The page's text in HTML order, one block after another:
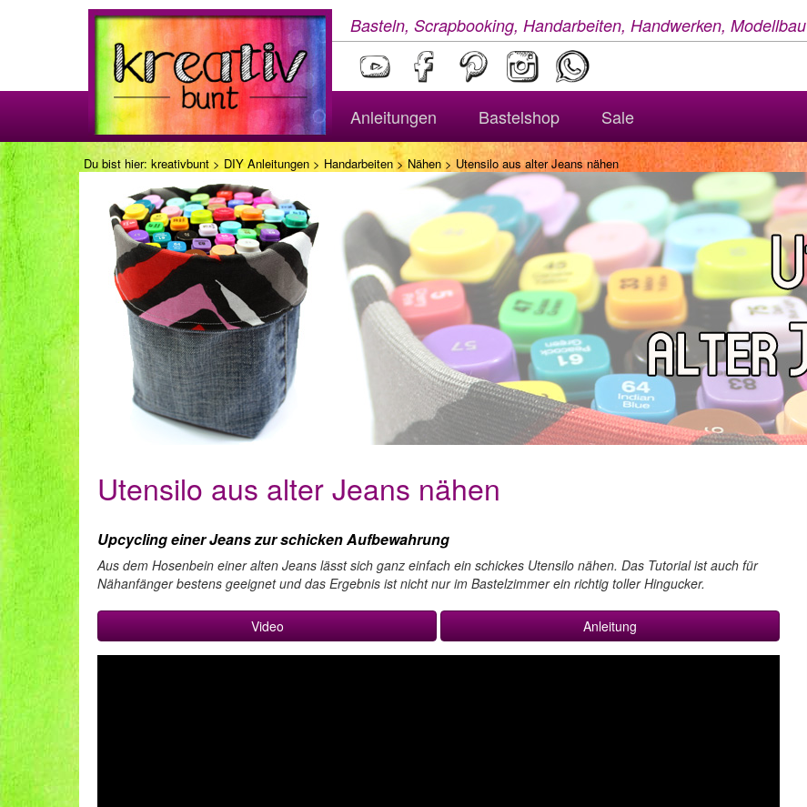
Basteln, Scrapbooking, Handarbeiten, Handwerken, Modellbau
Anleitungen Bastelshop Sale
Du bist hier: kreativbunt > DIY Anleitungen > Handarbeiten>Nähen> Utensilo aus alter Jeans nähen
Utensilo aus alter Jeans nähen
Upcycling einer Jeans zur schicken Aufbewahrung
Aus dem Hosenbein einer alten Jeans lässt sich ganz einfach ein schickes Utensilo nähen. Das Tutorial ist auch für
Nähanfänger bestens geeignet und das Ergebnis ist nicht nur im Bastelzimmer ein richtig toller Hingucker.
Video Anleitung